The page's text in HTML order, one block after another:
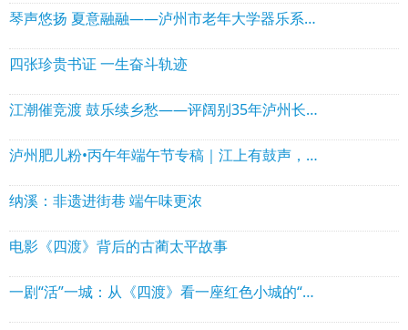
琴声悠扬 夏意融融——泸州市老年大学器乐系展演精彩纷呈
四张珍贵书证 一生奋斗轨迹
江潮催竞渡 鼓乐续乡愁——评阔别35年泸州长江龙舟赛重启
泸州肥儿粉•丙午年端午节专稿｜江上有鼓声，碗里有山河
纳溪：非遗进街巷 端午味更浓
电影《四渡》背后的古蔺太平故事
一剧“活”一城：从《四渡》看一座红色小城的“得意”之路